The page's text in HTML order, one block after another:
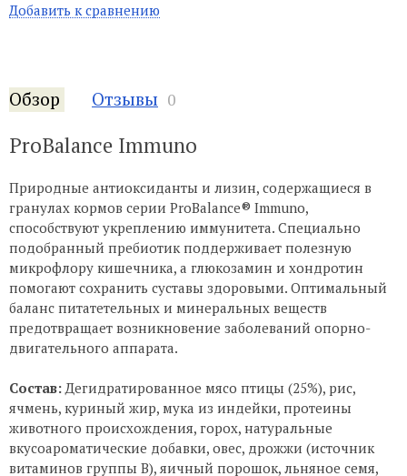
Добавить к сравнению
Обзор Отзывы 0
ProBalance Immuno
Природные антиоксиданты и лизин, содержащиеся в
гранулах кормов серии ProBalance® Immuno,
способствуют укреплению иммунитета. Специально
подобранный пребиотик поддерживает полезную
микрофлору кишечника, а глюкозамин и хондротин
помогают сохранить суставы здоровыми. Оптимальный
баланс питатетельных и минеральных веществ
предотвращает возникновение заболеваний опорно-
двигательного аппарата.
Состав: Дегидратированное мясо птицы (25%), рис,
ячмень, куриный жир, мука из индейки, протеины
животного происхождения, горох, натуральные
вкусоароматические добавки, овес, дрожжи (источник
витаминов группы В), яичный порошок, льняное семя,